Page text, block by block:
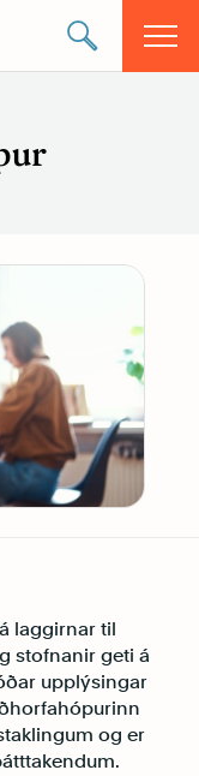
laggirnar til
stofnanir geti á
upplýsingar
og er